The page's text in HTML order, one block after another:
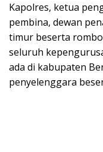
Kapolres, ketua
pembina, dewan
timur beserta
seluruh
ada di kabupaten
penyelenggara